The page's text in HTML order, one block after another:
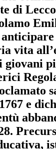
di
vita
giovani
e